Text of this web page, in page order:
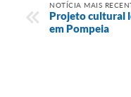
NOTÍCIA MAIS
Projeto cultural
em Pompeia